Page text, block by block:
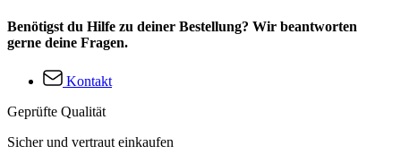
Benötigst du Hilfe zu deiner Bestellung? Wir beantworten
gerne deine Fragen.
Kontakt
Geprüfte Qualität
Sicher und vertraut einkaufen